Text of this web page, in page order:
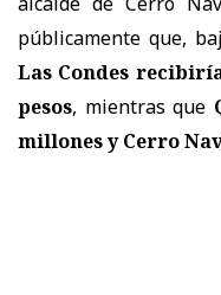
públicamente que,
Las Condes
pesos, mientras que
millones y Cerro